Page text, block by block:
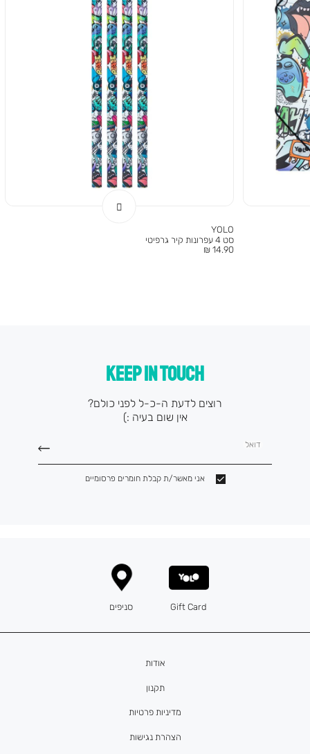
YOLO
סט 4 עפרונות קיר גרפיטי
מחיר
14.90 ₪
KEEP IN TOUCH
רוצים לדעת ה-כ-ל לפני כולם?
אין שום בעיה :)
דואל
אני מאשר/ת קבלת חומרים פרסומיים
אודות
תקנון
מדיניות פרטיות
הצהרת נגישות
Gift Card סניפים